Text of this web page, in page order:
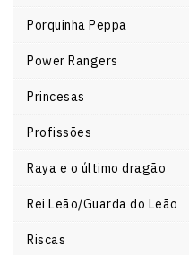
Porquinha Peppa
Power Rangers
Princesas
Profissões
Raya e o último dragão
Rei Leão/Guarda do Leão
Riscas